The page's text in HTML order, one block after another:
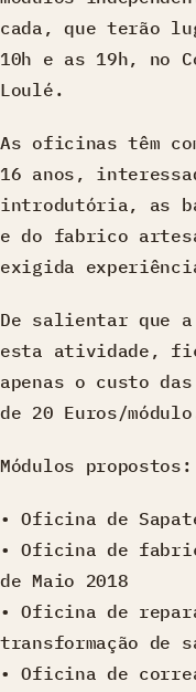
cada, que terão
10h e as 19h, no
Loulé.
As oficinas têm
16 anos,
introdutória, as
e do fabrico
exigida
De salientar que
esta atividade,
apenas o custo
de 20 Euros/
Módulos propostos:
• Oficina de
• Oficina de
de Maio 2018
• Oficina de
transformação de
• Oficina de